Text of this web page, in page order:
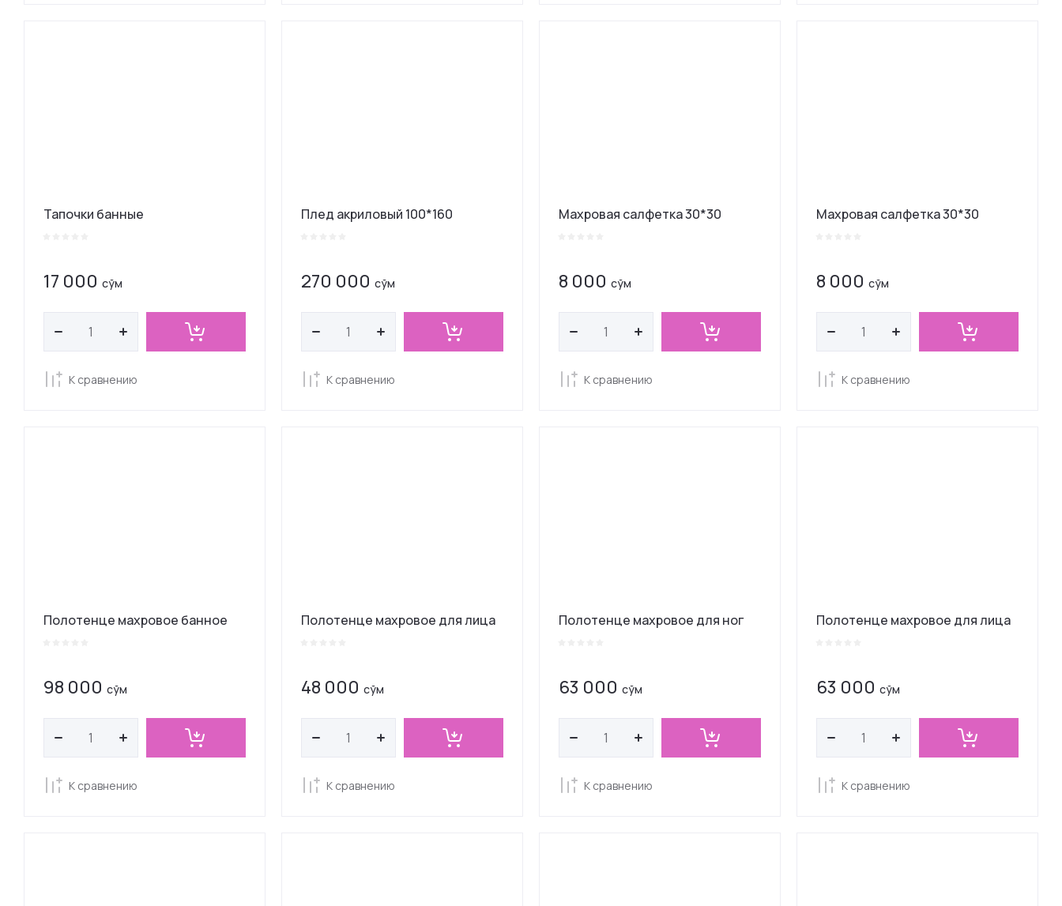
Тапочки банные
17 000 сўм
К сравнению
Плед акриловый 100*160
270 000 сўм
К сравнению
Махровая салфетка 30*30
8 000 сўм
К сравнению
Махровая салфетка 30*30
8 000 сўм
К сравнению
Полотенце махровое банное
98 000 сўм
К сравнению
Полотенце махровое для лица
48 000 сўм
К сравнению
Полотенце махровое для ног
63 000 сўм
К сравнению
Полотенце махровое для лица
63 000 сўм
К сравнению